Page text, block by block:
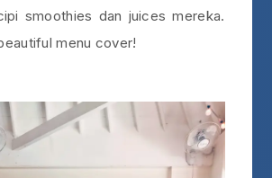
smoothies dan juices mereka.
menu cover!